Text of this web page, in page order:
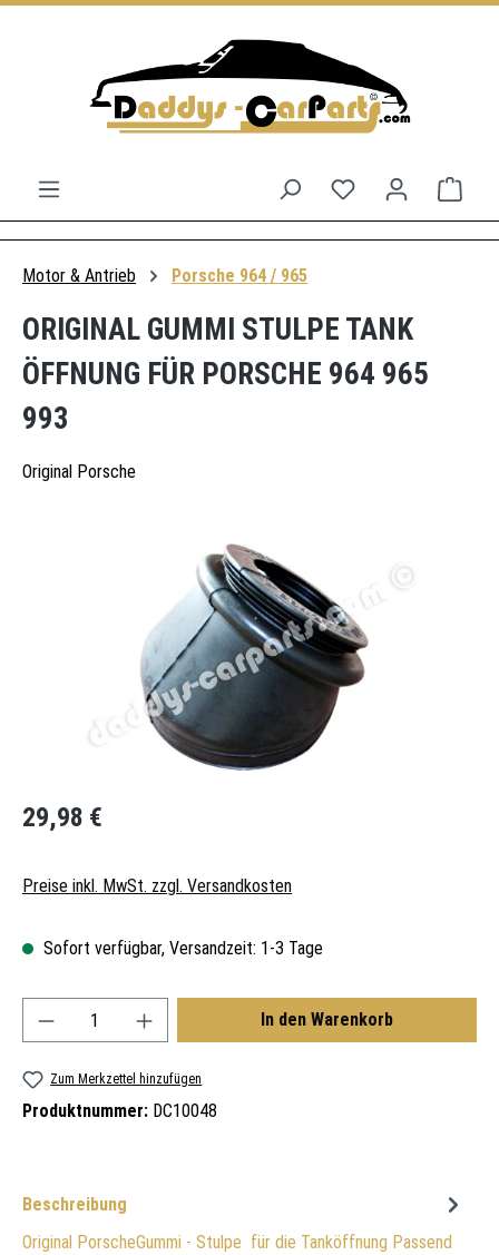
Du hast 0
Motor & Antrieb Porsche 964 / 965
ORIGINAL GUMMI STULPE TANK
ÖFFNUNG FÜR PORSCHE 964 965
993
Original Porsche
Regulärer Preis:
29,98 €
Preise inkl. MwSt. zzgl. Versandkosten
Sofort verfügbar, Versandzeit: 1-3 Tage
Produkt Anzahl: Gib den gewünschten Wert ein
In den Warenkorb
Zum Merkzettel hinzufügen
Produktnummer: DC10048
Beschreibung
Original PorscheGummi - Stulpe für die Tanköffnung Passend